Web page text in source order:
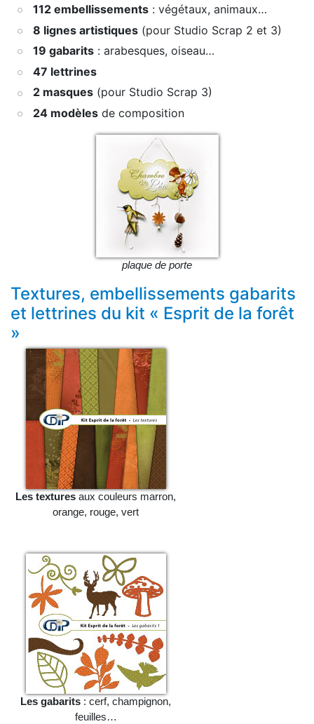
112 embellissements : végétaux, animaux…
8 lignes artistiques (pour Studio Scrap 2 et 3)
19 gabarits : arabesques, oiseau…
47 lettrines
2 masques (pour Studio Scrap 3)
24 modèles de composition
plaque de porte
Textures, embellissements gabarits
et lettrines du kit « Esprit de la forêt
»
Les textures aux couleurs marron,
orange, rouge, vert
Les gabarits : cerf, champignon,
feuilles…